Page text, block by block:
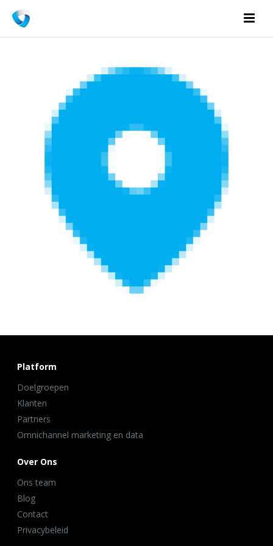
Platform
Doelgroepen
Klanten
Partners
Omnichannel marketing en data
Over Ons
Ons team
Blog
Contact
Privacybeleid